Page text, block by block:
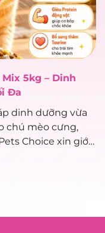
5kg – Dinh
Đa
dinh dưỡng vừa
chú mèo cưng,
Choice xin giới